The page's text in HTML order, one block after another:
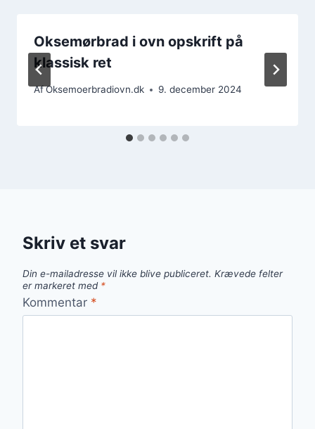
Oksemørbrad i ovn opskrift på
klassisk ret
AfOksemoerbradiovn.dk 9. december 2024
Skriv et svar
Din e-mailadresse vil ikke blive publiceret. Krævede felter
er markeret med *
Kommentar *